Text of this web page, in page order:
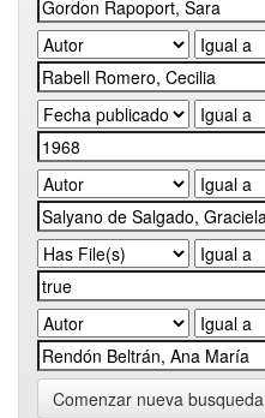
Comenzar nueva busqueda